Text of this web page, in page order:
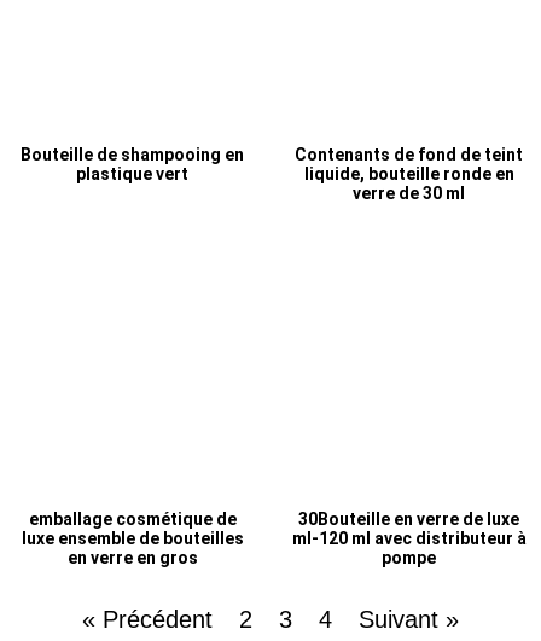
Bouteille de shampooing en
plastique vert
Contenants de fond de teint
liquide, bouteille ronde en
verre de 30 ml
emballage cosmétique de
luxe ensemble de bouteilles
en verre en gros
30Bouteille en verre de luxe
ml-120 ml avec distributeur à
pompe
« Précédent 2 3 4 Suivant »